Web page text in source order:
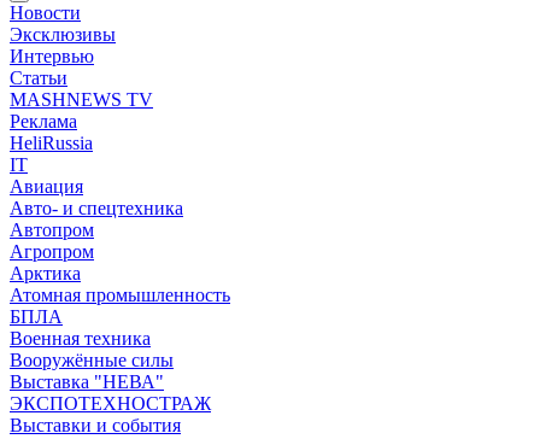
Новости
Эксклюзивы
Интервью
Статьи
MASHNEWS TV
Реклама
HeliRussia
IT
Авиация
Авто- и спецтехника
Автопром
Агропром
Арктика
Атомная промышленность
БПЛА
Военная техника
Вооружённые силы
Выставка "НЕВА"
ЭКСПОТЕХНОСТРАЖ
Выставки и события